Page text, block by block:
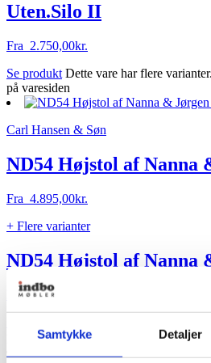
Samtykke Detaljer
Uten.Silo II
Fra 2.750,00kr.
Se produkt Dette vare har flere
på varesiden
Carl Hansen & Søn
ND54 Højstol af Nanna
Fra 4.895,00kr.
+ Flere varianter
ND54 Højstol af Nanna
Fra4.895,00
på varesiden